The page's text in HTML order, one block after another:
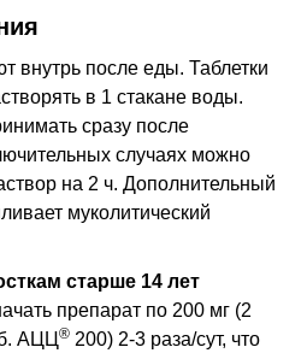
внутрь после еды. Таблетки
в 1 стакане воды.
сразу после
случаях можно
на 2 ч. Дополнительный
муколитический
старше 14 лет
препарат по 200 мг (2
АЦЦ ® 200) 2-3 раза/сут, что